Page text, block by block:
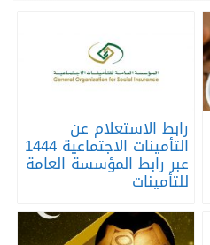
رابط الاستعلام عن
التأمينات الاجتماعية 1444
عبر رابط المؤسسة العامة
للتأمينات